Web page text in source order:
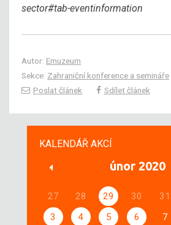
sector#tab-eventinformation
Autor: Emuzeum
Sekce: Zahraniční konference a semináře
Poslat článek
Sdílet článek
KALENDÁŘ AKCÍ
únor 2020
27 28 29 30 31
3
4 5 6 7